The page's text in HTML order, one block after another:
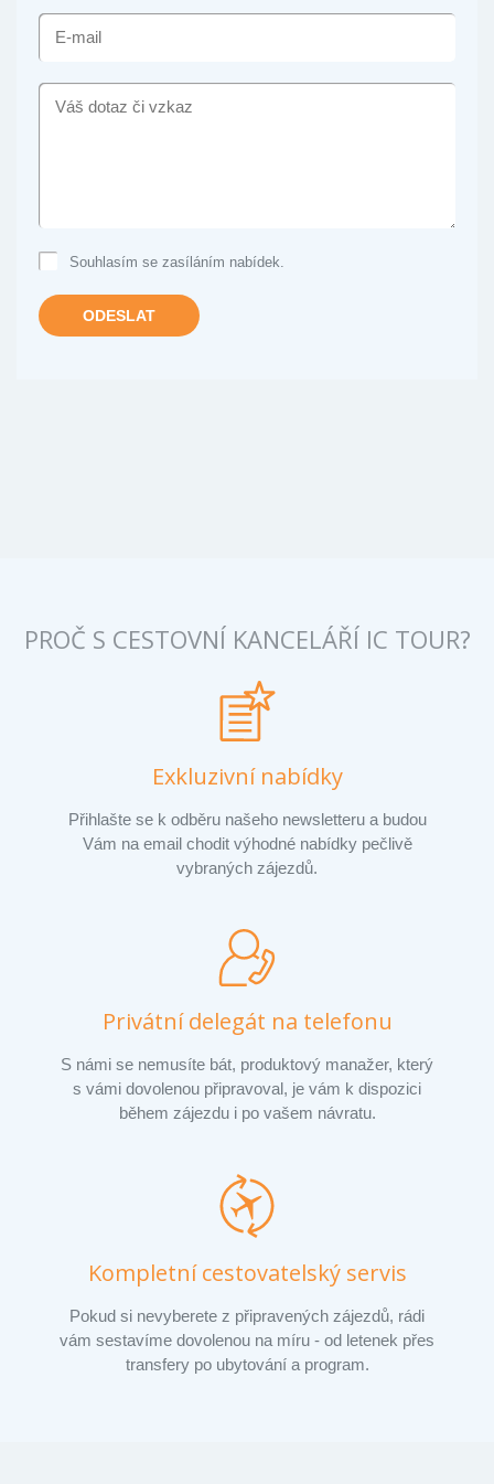
E-
MAIL
VÁŠ
DOTAZ
Souhlasím se zasíláním nabídek.
ODESLAT
PROČ S CESTOVNÍ KANCELÁŘÍ IC TOUR?
Exkluzivní nabídky
Přihlašte se k odběru našeho newsletteru a budou
Vám na email chodit výhodné nabídky pečlivě
vybraných zájezdů.
Privátní delegát na telefonu
S námi se nemusíte bát, produktový manažer, který
s vámi dovolenou připravoval, je vám k dispozici
během zájezdu i po vašem návratu.
Kompletní cestovatelský servis
Pokud si nevyberete z připravených zájezdů, rádi
vám sestavíme dovolenou na míru - od letenek přes
transfery po ubytování a program.